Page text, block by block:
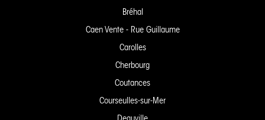
Bréhal
Caen Vente - Rue Guillaume
Carolles
Cherbourg
Coutances
Courseulles-sur-Mer